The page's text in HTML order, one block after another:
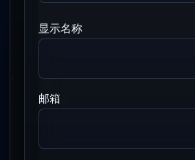
显示名称
邮箱